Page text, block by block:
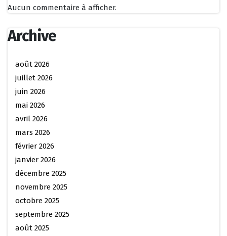
Aucun commentaire à afficher.
Archive
août 2026
juillet 2026
juin 2026
mai 2026
avril 2026
mars 2026
février 2026
janvier 2026
décembre 2025
novembre 2025
octobre 2025
septembre 2025
août 2025